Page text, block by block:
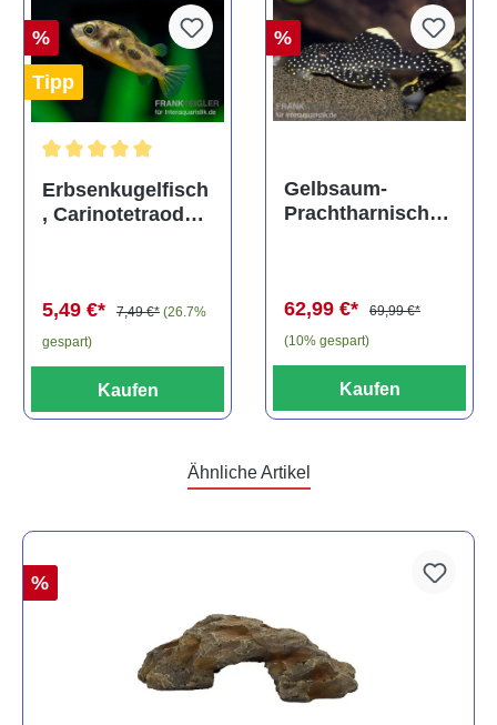
%
Tipp
Durchschnittliche Bewertung von 5 von 5 Sternen
Erbsenkugelfisch
, Carinotetraodon
5,49 €* 7,49 €* (26.7%
gespart)
Kaufen
%
Gelbsaum-
Prachtharnischw
62,99 €*
69,99 €*
(10% gespart)
Kaufen
Ähnliche Artikel
%